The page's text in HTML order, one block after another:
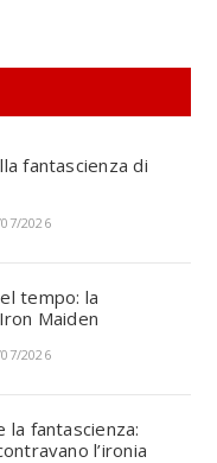
fantascienza di
2026
tempo: la
Maiden
2026
la fantascienza:
l’ironia